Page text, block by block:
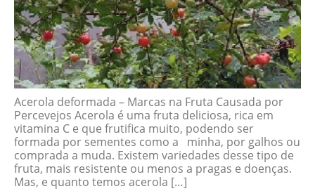
Acerola deformada – Marcas na Fruta Causada por
Percevejos Acerola é uma fruta deliciosa, rica em
vitamina C e que frutifica muito, podendo ser
formada por sementes como a minha, por galhos ou
comprada a muda. Existem variedades desse tipo de
fruta, mais resistente ou menos a pragas e doenças.
Mas, e quanto temos acerola […]